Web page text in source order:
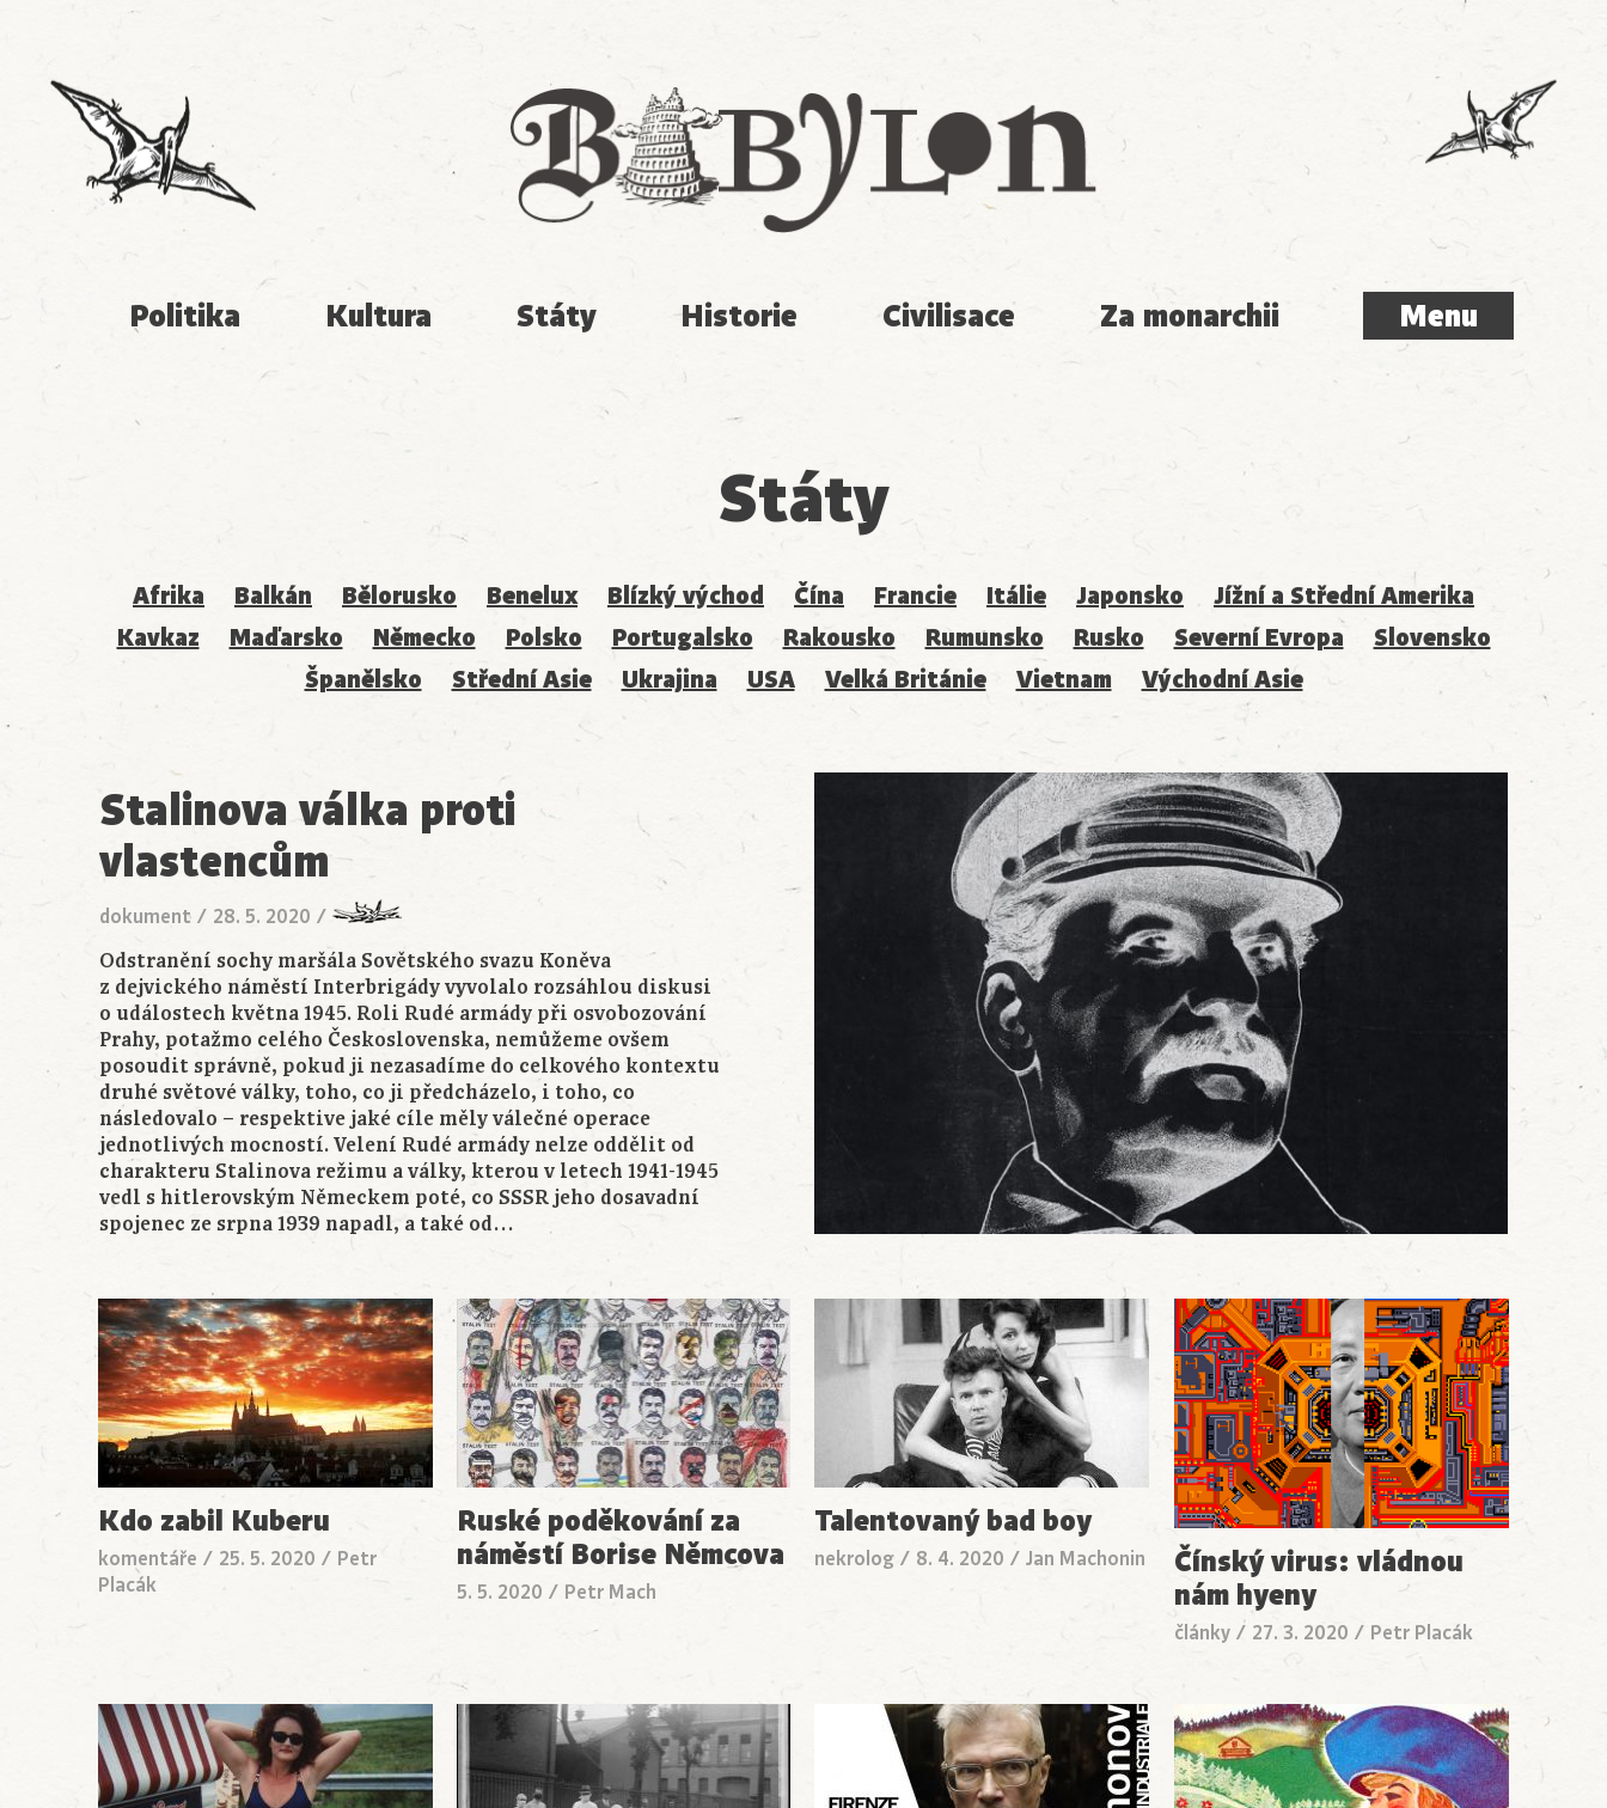
Babylon
Politika Kultura Státy Historie Civilisace Za monarchii Menu
Menu
Státy
Afrika Balkán Bělorusko Benelux Blízký východ Čína Francie Itálie Japonsko
Jížní a Střední Amerika
Kavkaz
Maďarsko Německo Polsko Portugalsko Rakousko Rumunsko Rusko Severní Evropa
Slovensko
Španělsko
Střední Asie Ukrajina USA Velká Británie Vietnam Východní Asie
Stalinova válka proti
vlastencům
dokument / 28. 5. 2020 /
Odstranění sochy maršála Sovětského svazu Koněva
z dejvického náměstí Interbrigády vyvolalo rozsáhlou diskusi
o událostech května 1945. Roli Rudé armády při osvobozování
Prahy, potažmo celého Československa, nemůžeme ovšem
posoudit správně, pokud ji nezasadíme do celkového kontextu
druhé světové války, toho, co ji předcházelo, i toho, co
následovalo – respektive jaké cíle měly válečné operace
jednotlivých mocností. Velení Rudé armády nelze oddělit od
charakteru Stalinova režimu a války, kterou v letech 1941-1945
vedl s hitlerovským Německem poté, co SSSR jeho dosavadní
spojenec ze srpna 1939 napadl, a také od…
Kdo zabil Kuberu
komentáře / 25. 5. 2020 / Petr
Placák
Ruské poděkování za
náměstí Borise Němcova
5. 5. 2020 / Petr Mach
Talentovaný bad boy
nekrolog / 8. 4. 2020 /Jan Machonin
Čínský virus: vládnou
nám hyeny
články / 27. 3. 2020 / Petr Placák